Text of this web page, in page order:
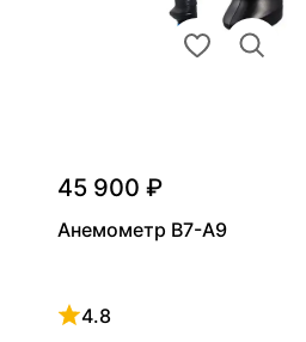
45 900 ₽
Анемометр В7-А9
4.8
Рейтинг 4.8 из 5